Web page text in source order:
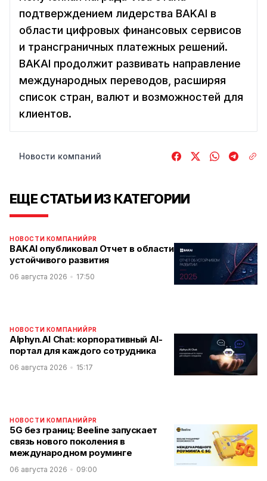
подтверждением лидерства BAKAI в
области цифровых финансовых сервисов
и трансграничных платежных решений.
BAKAI продолжит развивать направление
международных переводов, расширяя
список стран, валют и возможностей для
клиентов.
Новости компаний
ЕЩЕ СТАТЬИ ИЗ КАТЕГОРИИ
НОВОСТИ КОМПАНИЙPR
BAKAI опубликовал Отчет в области
устойчивого развития
06 августа 2026 17:50
НОВОСТИ КОМПАНИЙPR
Alphyn.AI Chat: корпоративный AI-
портал для каждого сотрудника
06 августа 2026 15:17
НОВОСТИ КОМПАНИЙPR
5G без границ: Beeline запускает
связь нового поколения в
международном роуминге
06 августа 2026 09:00